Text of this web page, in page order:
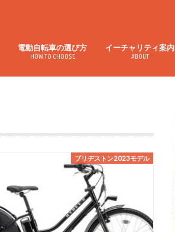
電動自転車の選び方
HOW TO CHOOSE
イーチャリティ案内
ABOUT
ブリヂストン2023モデル